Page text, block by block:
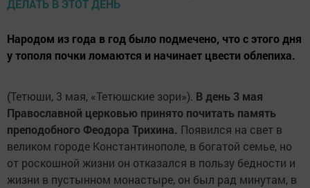
Народом из года в год было подмечено, что с этого дня
у тополя почки ломаются и начинает цвести облепиха.
(Тетюши, 3 мая, «Тетюшские зори»). В день 3 мая
Православной церковью принято почитать память
преподобного Феодора Трихина. Появился на свет в
великом городе Константинополе, в богатой семье, но
от роскошной жизни он отказался в пользу бедности и
жизни в пустынном монастыре, он был рад минутам, в